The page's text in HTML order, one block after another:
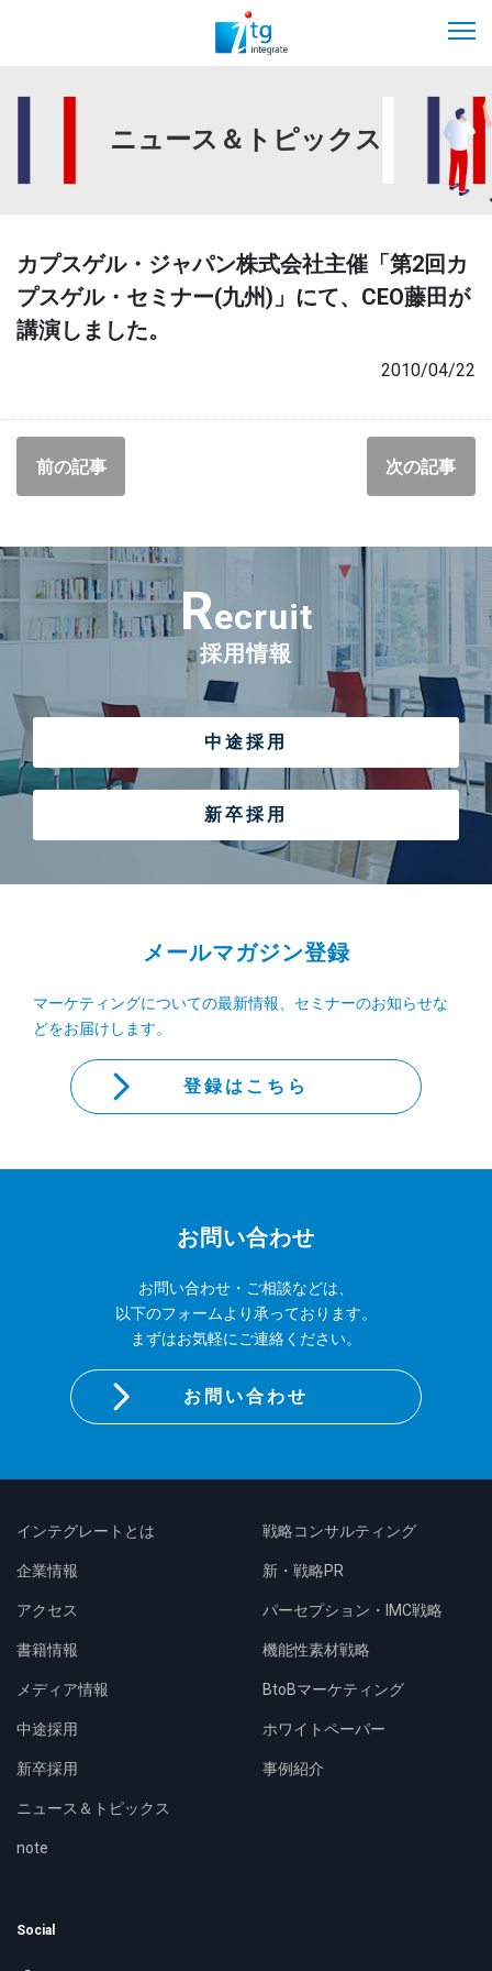
ニュース＆トピックス
カプスゲル・ジャパン株式会社主催「第2回カ
プスゲル・セミナー(九州)」にて、CEO藤田が
講演しました。
2010/04/22
前の記事 次の記事
Recruit
採用情報
中途採用
新卒採用
メールマガジン登録
マーケティングについての最新情報、セミナーのお知らせな
どをお届けします。
登録はこちら
お問い合わせ
お問い合わせ・ご相談などは、
以下のフォームより承っております。
まずはお気軽にご連絡ください。
お問い合わせ
インテグレートとは
企業情報
アクセス
書籍情報
メディア情報
中途採用
新卒採用
ニュース＆トピックス
note
戦略コンサルティング
新・戦略PR
パーセプション・IMC戦略
機能性素材戦略
BtoBマーケティング
ホワイトペーパー
事例紹介
Social